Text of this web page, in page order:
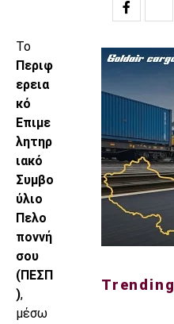
Το
Περιφ
ερεια
κό
Επιμε
λητηρ
ιακό
Συμβο
ύλιο
Πελο
ποννή
σου
(ΠΕΣΠ
),
μέσω
Trending